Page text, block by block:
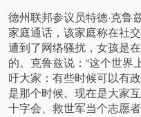
德州联邦参议员特德·克鲁
家庭通话，该家庭称在社
遭到了网络骚扰，女孩是
的。克鲁兹说：“这个世界
吁大家：有些时候可以有
是那个时候。现在是大家
十字会、救世军当个志愿